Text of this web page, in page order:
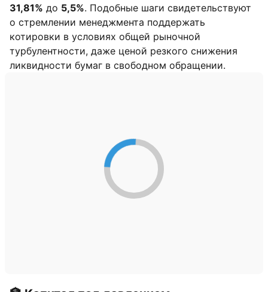
31,81% до 5,5%. Подобные шаги свидетельствуют
о стремлении менеджмента поддержать
котировки в условиях общей рыночной
турбулентности, даже ценой резкого снижения
ликвидности бумаг в свободном обращении.